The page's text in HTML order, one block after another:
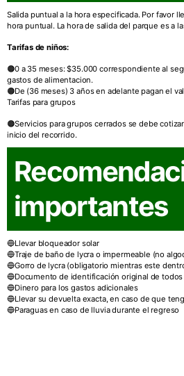
Salida puntual a la hora especificada. Por favor
hora puntual. La hora de salida del parque es a
Tarifas de niños:
0 a 35 meses: $35.000 correspondiente al
gastos de alimentacion.
De (36 meses) 3 años en adelante pagan el
Tarifas para grupos
Servicios para grupos cerrados se debe
inicio del recorrido.
importantes
Llevar bloqueador solar
Traje de baño de lycra o impermeable (no
Gorro de lycra (obligatorio mientras este
Documento de identificación original de todos
Dinero para los gastos adicionales
Llevar su devuelta exacta, en caso de que
Paraguas en caso de lluvia durante el regreso